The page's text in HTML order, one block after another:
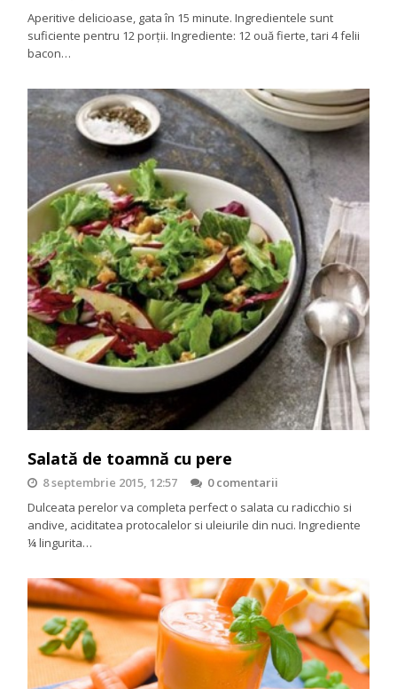
Aperitive delicioase, gata în 15 minute. Ingredientele sunt
suficiente pentru 12 porţii. Ingrediente: 12 ouă fierte, tari 4 felii
bacon…
Salată de toamnă cu pere
8 septembrie 2015, 12:57
0 comentarii
Dulceata perelor va completa perfect o salata cu radicchio si
andive, aciditatea protocalelor si uleiurile din nuci. Ingrediente
¼ lingurita…